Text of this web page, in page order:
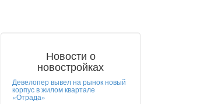
Новости о
новостройках
Девелопер вывел на рынок новый
корпус в жилом квартале
«Отрада»